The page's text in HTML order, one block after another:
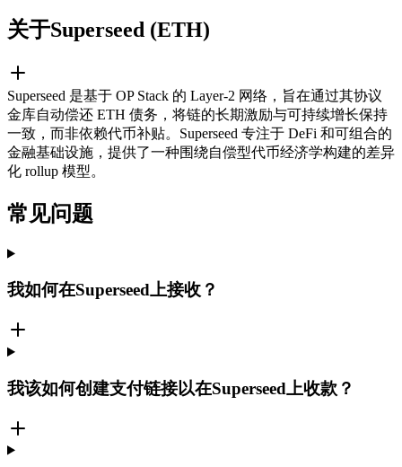
关于Superseed (ETH)
Superseed 是基于 OP Stack 的 Layer-2 网络，旨在通过其协议
金库自动偿还 ETH 债务，将链的长期激励与可持续增长保持
一致，而非依赖代币补贴。Superseed 专注于 DeFi 和可组合的
金融基础设施，提供了一种围绕自偿型代币经济学构建的差异
化 rollup 模型。
常见问题
我如何在Superseed上接收？
我该如何创建支付链接以在Superseed上收款？